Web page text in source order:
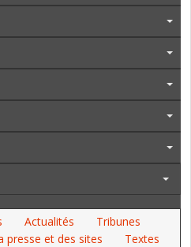
Actualités
Tribunes
presse et des sites
Textes